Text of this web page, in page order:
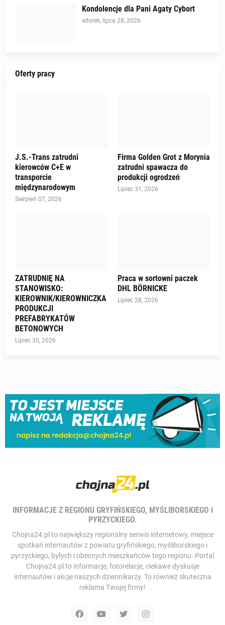
Kondolencje dla Pani Agaty Cybort
wtorek, lipca 28, 2026
Oferty pracy
J.S.-Trans zatrudni
kierowców C+E w
transporcie
międzynarodowym
Sierpień 07, 2026
Firma Golden Grot z Morynia
zatrudni spawacza do
produkcji ogrodzeń
Lipiec 31, 2026
ZATRUDNIĘ NA
STANOWISKO:
KIEROWNIK/KIEROWNICZKA
PRODUKCJI
PREFABRYKATÓW
BETONOWYCH
Lipiec 30, 2026
Praca w sortowni paczek
DHL BÖRNICKE
Lipiec 28, 2026
INFORMACJE Z REGIONU GRYFIŃSKIEGO, MYŚLIBORSKIEGO I
PYRZYCKIEGO.
Chojna24.pl to największy regionalny serwis internetowy, miejsce
spotkań internautów z powiatu gryfińskiego, myśliborskiego i
pyrzyckiego, byłych i obecnych mieszkańców tego regionu. Portal
Chojna24.pl to informacje, fotorelacje, ciekawe dyskusje
internautów i akcje naszych dziennikarzy. To również skuteczna
reklama Twojej firmy!